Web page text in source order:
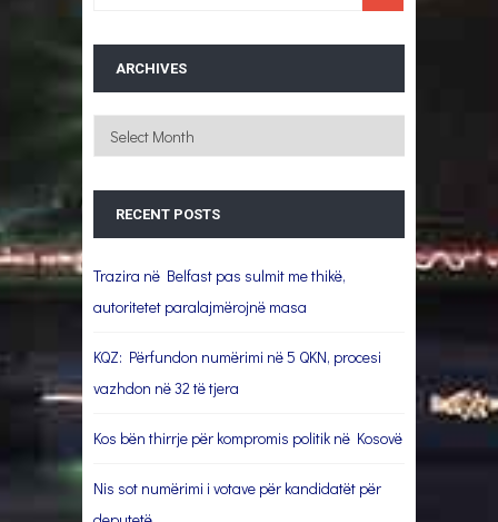
ARCHIVES
Archives
RECENT POSTS
Trazira në Belfast pas sulmit me thikë,
autoritetet paralajmërojnë masa
KQZ: Përfundon numërimi në 5 QKN, procesi
vazhdon në 32 të tjera
Kos bën thirrje për kompromis politik në Kosovë
Nis sot numërimi i votave për kandidatët për